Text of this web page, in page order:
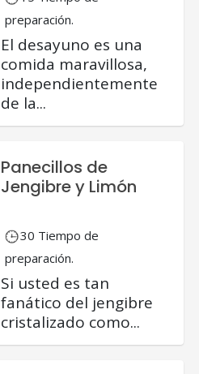
preparación.
El desayuno es una
comida maravillosa,
independientemente
de la...
Panecillos de
Jengibre y Limón
30 Tiempo de
preparación.
Si usted es tan
fanático del jengibre
cristalizado como...